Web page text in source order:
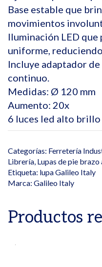
Base estable que
movimientos
Iluminación LED
uniforme,
Incluye adaptador
continuo.
Medidas: Ø 120 mm
Aumento: 20x
6 luces led alto brillo
Categorías: Ferretería
Librería, Lupas de pie
Etiqueta: lupa Galileo Italy
Marca: Galileo Italy
Productos